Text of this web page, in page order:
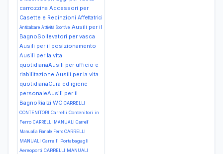
carrozzina Accessori per
Casette e Recinzioni Affettatrici
Anticalcare Attività Sportive Ausili per il
BagnoSollevatori per vasca
Ausili per il posizionamento
Ausili per la vita
quotidianaAusili per ufficio e
riabilitazione Ausili per la vita
quotidianaCura ed igiene
personaleAusili per il
BagnoRialzi WC CARRELLI
CONTENITORI Carrelli Contenitori in
Ferro CARRELLI MANUALI Carrelli
Manuali a Pianale Ferro CARRELLI
MANUALI Carrelli Portabagagli
Aereoporti CARRELLI MANUALI